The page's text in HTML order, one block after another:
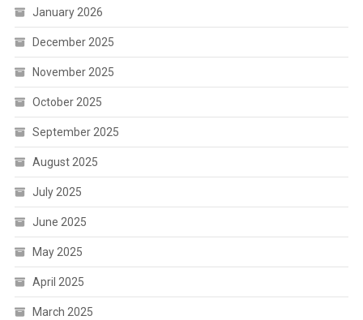
January 2026
December 2025
November 2025
October 2025
September 2025
August 2025
July 2025
June 2025
May 2025
April 2025
March 2025